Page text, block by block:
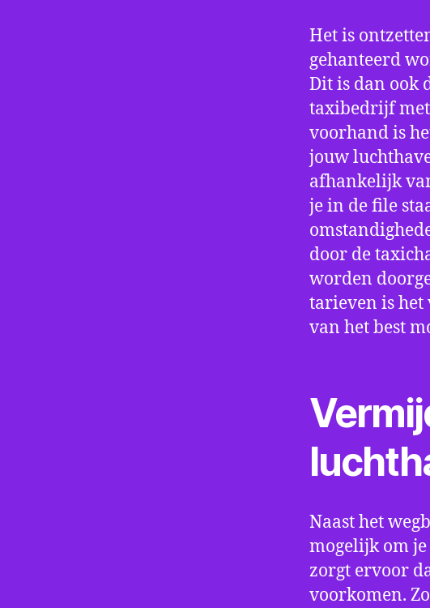
Het is
gehanteerd
Dit is dan ook
taxibedrijf
voorhand is
jouw
afhankelijk
je in de file
door de
worden
tarieven is
van het best
Naast het
mogelijk om
zorgt ervoor
voorkomen.